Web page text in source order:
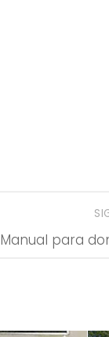
Manual para